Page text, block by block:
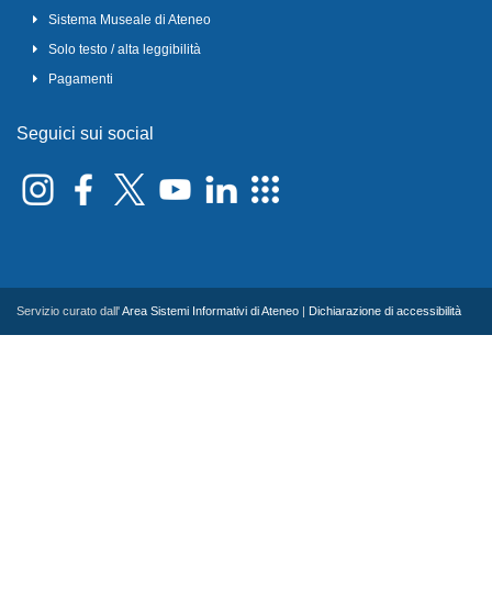
Sistema Museale di Ateneo
Solo testo / alta leggibilità
Pagamenti
Seguici sui social
Servizio curato dall'Area Sistemi Informativi di Ateneo Dichiarazione di accessibilità